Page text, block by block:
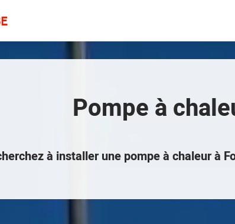
Pompe à
à installer une pompe à chaleur à